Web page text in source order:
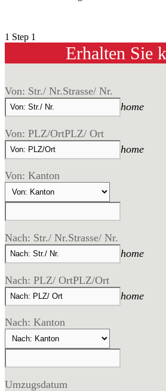
1 Step 1
Erhalten Sie
Von: Str./ Nr.Strasse/ Nr.
home
Von: PLZ/OrtPLZ/ Ort
home
Von: Kanton
Nach: Str./ Nr.Strasse/ Nr.
home
Nach: PLZ/ OrtPLZ/Ort
home
Nach: Kanton
Umzugsdatum